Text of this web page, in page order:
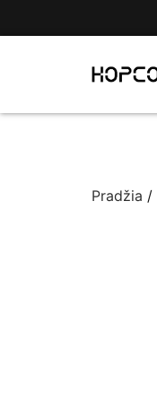
Pradžia /